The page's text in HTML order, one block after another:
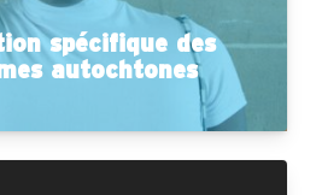
spécifique des
autochtones